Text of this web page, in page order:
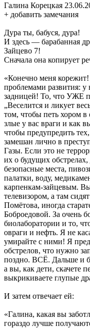
Галина Корецкая
+ добавить замечания
Дура ты, бабуся, дура!
И здесь — барабанная
Зайцево 7!
Сначала она копирует
«Конечно меня
проблемами развития: у
задницей! То, что УЖЕ
„Веселится и ликует
том, чтобы петь хором
злые у вас враги и как
чтобы предупредить
замешан лично в
Газы. Если это не
их о будущих
безопасные места,
палатки, воду,
карпенкам-зайцевым.
телевизором, а там
Помётова, иногда
Боброедовой. За очень
биолаборатории и то,
овраги и нефть. Я не
умирайте с ними! Я
обстрелов, что нужно
поздно. ВСЁ. Дальше и
а вы, как дети, скачете
выкрикиваете глупые
И затем отвечает ей:
«Галина, какая вы
гораздо лучше